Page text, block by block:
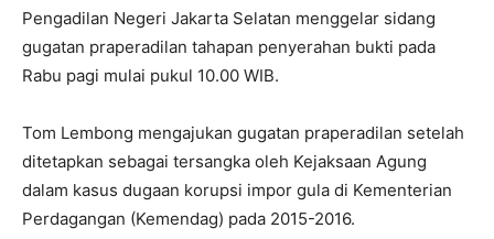
Pengadilan Negeri Jakarta Selatan menggelar sidang
gugatan praperadilan tahapan penyerahan bukti pada
Rabu pagi mulai pukul 10.00 WIB.
Tom Lembong mengajukan gugatan praperadilan setelah
ditetapkan sebagai tersangka oleh Kejaksaan Agung
dalam kasus dugaan korupsi impor gula di Kementerian
Perdagangan (Kemendag) pada 2015-2016.